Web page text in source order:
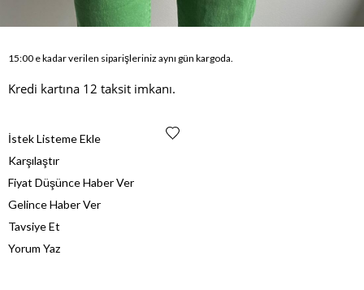
15:00 e kadar verilen siparişleriniz aynı gün kargoda.
Kredi kartına 12 taksit imkanı.
İstek Listeme Ekle
Karşılaştır
Fiyat Düşünce Haber Ver
Gelince Haber Ver
Tavsiye Et
Yorum Yaz